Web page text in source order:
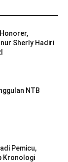
Sherly Hadiri
NTB
Pemicu,
Kronologi